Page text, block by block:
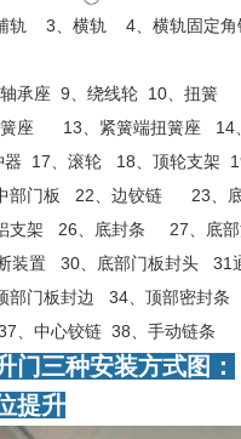
轨 3、横轨 4、横轨固定
承座 9、绕线轮 10、扭簧
簧座 13、紧簧端扭簧座 14
17、滚轮 18、顶轮支架
部门板 22、边铰链 23、
支架 26、底封条 27、底部
装置 30、底部门板封头
门板封边 34、顶部密封条
、中心铰链 38、手动链条
门三种安装方式图：
提升